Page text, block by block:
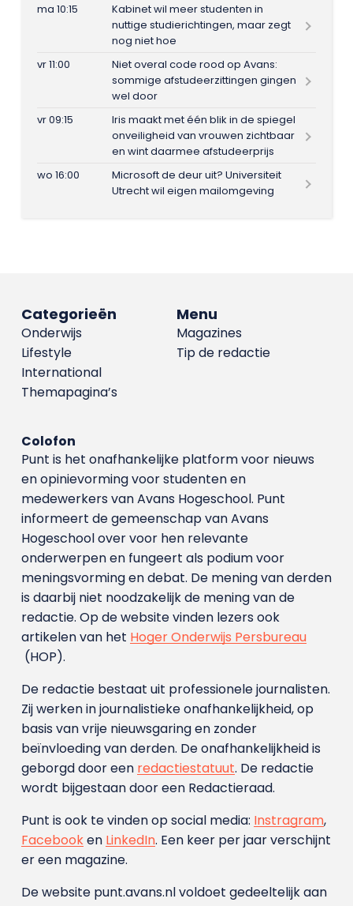
ma 10:15
Kabinet wil meer studenten in
nuttige studierichtingen, maar zegt
nog niet hoe
vr 11:00
Niet overal code rood op Avans:
sommige afstudeerzittingen gingen
wel door
vr 09:15
Iris maakt met één blik in de spiegel
onveiligheid van vrouwen zichtbaar
en wint daarmee afstudeerprijs
wo 16:00
Microsoft de deur uit? Universiteit
Utrecht wil eigen mailomgeving
Menu
Magazines
Tip de redactie
Categorieën
Onderwijs
Lifestyle
International
Themapagina’s
Colofon
Punt is het onafhankelijke platform voor nieuws
en opinievorming voor studenten en
medewerkers van Avans Hoge­school. Punt
informeert de gemeenschap van Avans
Hogeschool over voor hen relevante
onderwerpen en fungeert als podium voor
meningsvorming en debat. De mening van derden
is daarbij niet noodzakelijk de mening van de
redactie. Op de website vinden lezers ook
artikelen van het Hoger Onderwijs Persbureau
(HOP).
De redactie bestaat uit professionele journalisten.
Zij werken in journalistieke onafhankelijkheid, op
basis van vrije nieuwsgaring en zonder
beïnvloeding van derden. De onafhankelijkheid is
geborgd door een redactiestatuut. De redactie
wordt bijgestaan door een Redactieraad.
Punt is ook te vinden op social media: Instragram,
Facebooken LinkedIn. Een keer per jaar verschijnt
er een magazine.
De website punt.avans.nl voldoet gedeeltelijk aan